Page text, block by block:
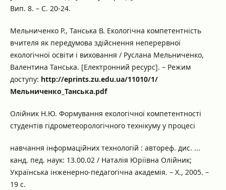
Вип. 8. – С. 20-24.
Мельниченко Р., Танська В. Екологічна компетентність
вчителя як передумова здійснення неперервної
екологічної освіти і виховання / Руслана Мельниченко,
Валентина Танська. [Електронний ресурс]. – Режим
доступу: http://eprints.zu.edu.ua/11010/1/
Мельниченко_Танська.pdf
Олійник Н.Ю. Формування екологічної компетентності
студентів гідрометеорологічного технікуму у процесі
навчання інформаційних технологій : автореф. дис. ...
канд. пед. наук: 13.00.02 / Наталія Юріївна Олійник;
Українська інженерно-педагогічна академія. – Х., 2005. –
19 с.